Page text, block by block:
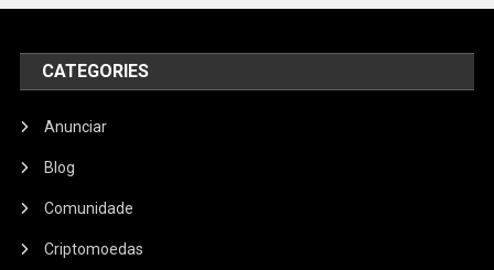
CATEGORIES
Anunciar
Blog
Comunidade
Criptomoedas